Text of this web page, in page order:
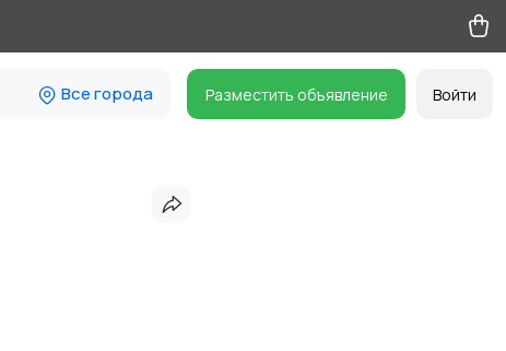
Все города Разместить объявление Войти